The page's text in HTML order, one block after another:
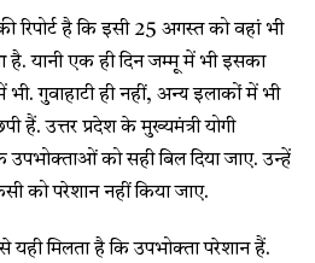
है कि इसी 25 अगस्त को वहां भी
है. यानी एक ही दिन जम्मू में भी इसका
भी. गुवाहाटी ही नहीं, अन्य इलाकों में भी
हैं. उत्तर प्रदेश के मुख्यमंत्री योगी
उपभोक्ताओं को सही बिल दिया जाए. उन्हें
को परेशान नहीं किया जाए.
मिलता है कि उपभोक्ता परेशान हैं.